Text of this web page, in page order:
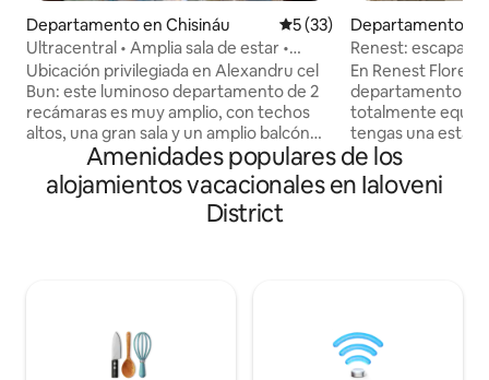
Departamento en Chisináu Calificación promedio: 5 de
5 (33)
Ultracentral • Amplia sala de estar •
Balcón • 107 m²
Ubicación privilegiada en Alexandru cel
Bun: este luminoso departamento de 2
recámaras es muy amplio, con techos
altos, una gran sala y un amplio balcón
con vista a la intersección de Alexandru
cel Bun y Puskin. Duerme en camas
tamaño king y queen. También pueden
dormir dos personas en el sofá cama.
amantes del centro de la ciudad. Acceso
sin restricción de horario, internet de
Departamento en
Renest:
En Renest
departamento
totalmente
tengas una estadía
impecable en
Wifi rápido y
inteligente 🍳
autónomo las 24
semana, para una
Amenidades populares de los
alojamientos vacacionales en Ialoveni
District